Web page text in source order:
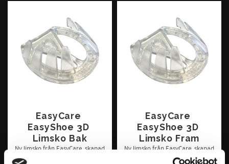
EasyCare
EasyShoe 3D
Limsko Bak
Ny limsko från EasyCare, skapad
av Garret Ford. Säljes i par, pris
EasyCare
EasyShoe 3D
Limsko Fram
Ny limsko från EasyCare, skapad
av Garret Ford. Säljes i par, pris